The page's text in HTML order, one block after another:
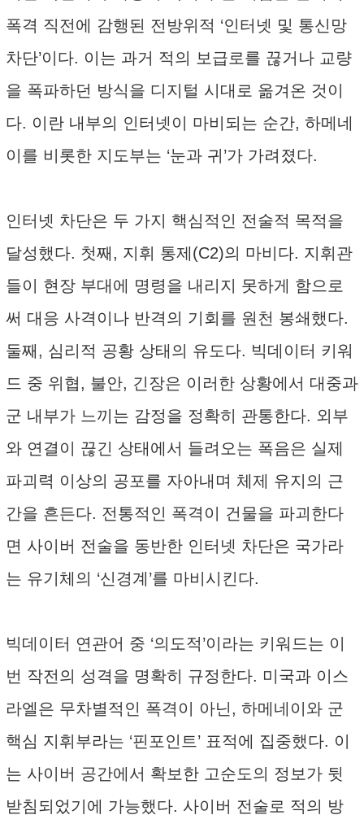
폭격 직전에 감행된 전방위적 ‘인터넷 및 통신망
차단’이다. 이는 과거 적의 보급로를 끊거나 교량
을 폭파하던 방식을 디지털 시대로 옮겨온 것이
다. 이란 내부의 인터넷이 마비되는 순간, 하메네
이를 비롯한 지도부는 ‘눈과 귀’가 가려졌다.
인터넷 차단은 두 가지 핵심적인 전술적 목적을
달성했다. 첫째, 지휘 통제(C2)의 마비다. 지휘관
들이 현장 부대에 명령을 내리지 못하게 함으로
써 대응 사격이나 반격의 기회를 원천 봉쇄했다.
둘째, 심리적 공황 상태의 유도다. 빅데이터 키워
드 중 위협, 불안, 긴장은 이러한 상황에서 대중과
군 내부가 느끼는 감정을 정확히 관통한다. 외부
와 연결이 끊긴 상태에서 들려오는 폭음은 실제
파괴력 이상의 공포를 자아내며 체제 유지의 근
간을 흔든다. 전통적인 폭격이 건물을 파괴한다
면 사이버 전술을 동반한 인터넷 차단은 국가라
는 유기체의 ‘신경계’를 마비시킨다.
빅데이터 연관어 중 ‘의도적’이라는 키워드는 이
번 작전의 성격을 명확히 규정한다. 미국과 이스
라엘은 무차별적인 폭격이 아닌, 하메네이와 군
핵심 지휘부라는 ‘핀포인트’ 표적에 집중했다. 이
는 사이버 공간에서 확보한 고순도의 정보가 뒷
받침되었기에 가능했다. 사이버 전술로 적의 방